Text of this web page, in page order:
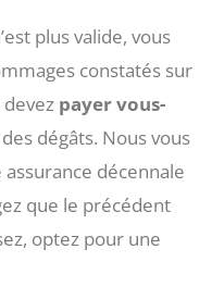
plus valide, vous
constatés sur
devez payer vous-
dégâts. Nous vous
décennale
que le précédent
optez pour une